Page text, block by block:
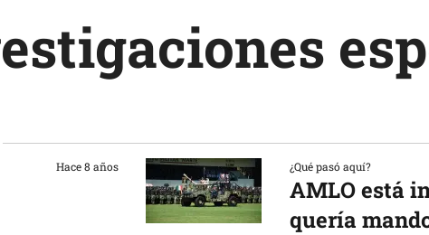
Hace 8 años ¿Qué pasó aquí?
AMLO está
quería